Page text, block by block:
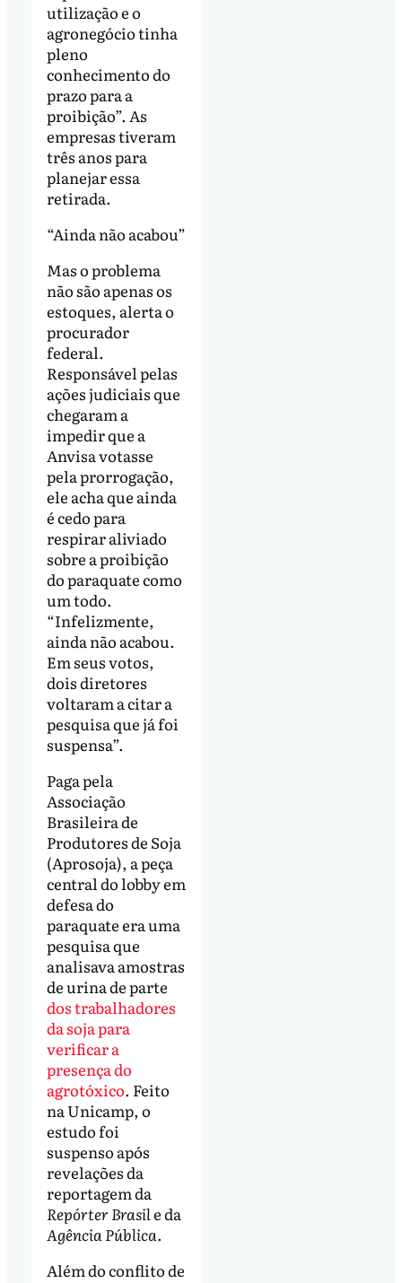
utilização e o
agronegócio tinha
pleno
conhecimento do
prazo para a
proibição”. As
empresas tiveram
três anos para
planejar essa
retirada.
“Ainda não acabou”
Mas o problema
não são apenas os
estoques, alerta o
procurador
federal.
Responsável pelas
ações judiciais que
chegaram a
impedir que a
Anvisa votasse
pela prorrogação,
ele acha que ainda
é cedo para
respirar aliviado
sobre a proibição
do paraquate como
um todo.
“Infelizmente,
ainda não acabou.
Em seus votos,
dois diretores
voltaram a citar a
pesquisa que já foi
suspensa”.
Paga pela
Associação
Brasileira de
Produtores de Soja
(Aprosoja), a peça
central do lobby em
defesa do
paraquate era uma
pesquisa que
analisava amostras
de urina de parte
dos trabalhadores
da soja para
verificar a
presença do
agrotóxico. Feito
na Unicamp, o
estudo foi
suspenso após
revelações da
reportagem da
Repórter Brasile da
Agência Pública.
Além do conflito de